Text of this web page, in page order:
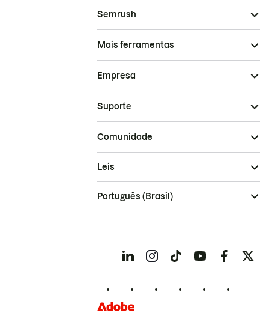
Semrush
Mais ferramentas
Empresa
Suporte
Comunidade
Leis
Português (Brasil)